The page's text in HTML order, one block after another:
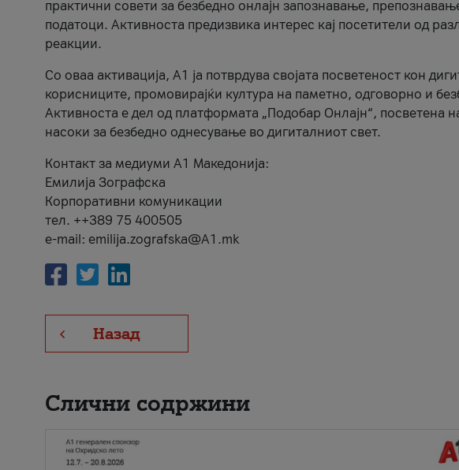
практични совети за безбедно онлајн запознавање,
податоци. Активноста предизвика интерес кај посетители од
реакции.
Со оваа активација, А1 ја потврдува својата посветеност кон
корисниците, промовирајќи култура на паметно, одговорно и
Активноста е дел од платформата „Подобар Онлајн“, посветена
насоки за безбедно однесување во дигиталниот свет.
Контакт за медиуми А1 Македонија:
Емилија Зографска
Корпоративни комуникации
тел. ++389 75 400505
e-mail: emilija.zografska@A1.mk
Назад
Слични содржини